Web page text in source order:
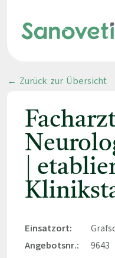
← Zurück zur Übersicht
|
Einsatzort:
Angebotsnr.:
9643